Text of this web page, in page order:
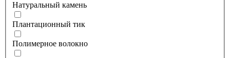
Натуральный камень
Плантационный тик
Полимерное волокно